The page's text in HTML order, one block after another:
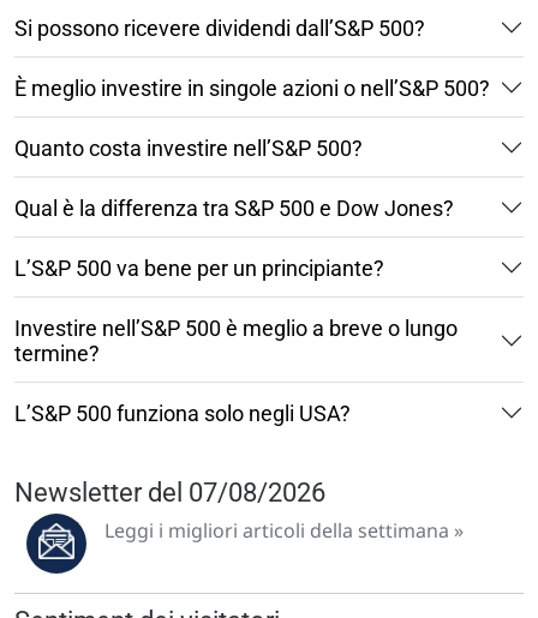
Si possono ricevere dividendi dall’S&P 500?
È meglio investire in singole azioni o nell’S&P 500?
Quanto costa investire nell’S&P 500?
Qual è la differenza tra S&P 500 e Dow Jones?
L’S&P 500 va bene per un principiante?
Investire nell’S&P 500 è meglio a breve o lungo
termine?
L’S&P 500 funziona solo negli USA?
Newsletter del 07/08/2026
Leggi i migliori articoli della settimana »